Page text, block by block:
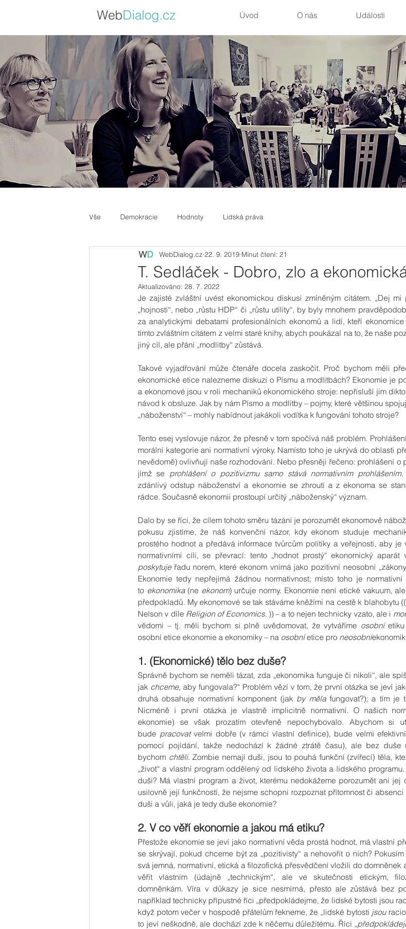
WebDialog.cz Úvod O nás Události
Vše Demokracie Hodnoty Lidská práva
T. Sedláček - Dobro, zlo a
WebDialog.cz 22. 9. 2019 Minut čtení: 21
Aktualizováno: 28. 7. 2022
Je zajisté zvláštní uvést ekonomickou diskusi zmíněným citátem. „Dej mi
„hojnosti“, nebo „růstu HDP“ či „růstu utility“, by byly mnohem
za analytickými debatami profesionálních ekonomů a lidí, kteří
tímto zvláštním citátem z velmi staré knihy, abych poukázal na to, že naše
jiný cíl, ale přání „modlitby“ zůstává.
Takové vyjadřování může čtenáře docela zaskočit. Proč bychom měli
ekonomické etice nalezneme diskuzi o Písmu a modlitbách? Ekonomie je
a ekonomové jsou v roli mechaniků ekonomického stroje: nepřísluší jim
návod k obsluze. Jak by nám Písmo a modlitby – pojmy, které většinou
„náboženství“ – mohly nabídnout jakákoli vodítka k fungování tohoto stroje?
Tento esej vyslovuje názor, že přesně v tom spočívá náš problém.
morální kategorie ani normativní výroky. Namísto toho je ukrývá do oblasti
nevědomě) ovlivňují naše rozhodování. Nebo přesněji řečeno: prohlášení o
jímž se prohlášení o pozitivizmu samo stává normativním prohlášením.
zdánlivý odstup náboženství a ekonomie se zhroutí a z ekonoma se
rádce. Současně ekonomii prostoupí určitý „náboženský“ význam.
Dalo by se říci, že cílem tohoto směru tázání je porozumět ekonomově
pokusu zjistíme, že náš konvenční názor, kdy ekonom studuje
prostého hodnot a předává informace tvůrcům politiky a veřejnosti, aby je
normativními cíli, se převrací: tento „hodnot prostý“ ekonomický aparát
poskytuje řadu norem, které ekonom vnímá jako pozitivní neosobní
Ekonomie tedy nepřejímá žádnou normativnost; místo toho je
to ekonomika (ne ekonom) určuje normy. Ekonomie není etické vakuum,
předpokladů. My ekonomové se tak stáváme kněžími na cestě k blahobytu
Nelson v díle Religion of Economics. )) – a to nejen technicky vzato, ale i
vědomi – tj. měli bychom si plně uvědomovat, že vytváříme osobní etiku
osobní etice ekonomie a ekonomiky – na osobní etice pro neosobní
1. (Ekonomické) tělo bez duše?
Správně bychom se neměli tázat, zda „ekonomika funguje či nikoli“, ale
jak chceme, aby fungovala?“ Problém vězí v tom, že první otázka se jeví
druhá obsahuje normativní komponent (jak by měla fungovat?); a tím je
Nicméně i první otázka je vlastně implicitně normativní. O našich
ekonomie) se však prozatím otevřeně nepochybovalo. Abychom si
bude pracovat velmi dobře (v rámci vlastní definice), bude velmi
pomocí pojídání, takže nedochází k žádné ztrátě času), ale bez duše
bychom chtěli. Zombie nemají duši, jsou to pouhá funkční (zvířecí) těla,
„život“ a vlastní program oddělený od lidského života a lidského
duši? Má vlastní program a život, kterému nedokážeme porozumět ani jej
usilovně její funkčností, že nejsme schopni rozpoznat přítomnost či
duši a vůli, jaká je tedy duše ekonomie?
2. V co věří ekonomie a jakou má etiku?
Přestože ekonomie se jeví jako normativní věda prostá hodnot, má vlastní
se skrývají, pokud chceme být za „pozitivisty“ a nehovořit o nich?
svá jemná, normativní, etická a filozofická přesvědčení vložili do domněnek
věřit vlastním (údajně „technickým“, ale ve skutečnosti etickým,
domněnkám. Víra v důkazy je sice nesmírná, přesto ale zůstává bez
například technicky přípustné říci „předpokládejme, že lidské bytosti jsou
když potom večer v hospodě přátelům řekneme, že „lidské bytosti jsou
to jeví neškodně, ale dochází zde k něčemu důležitému. Říci „